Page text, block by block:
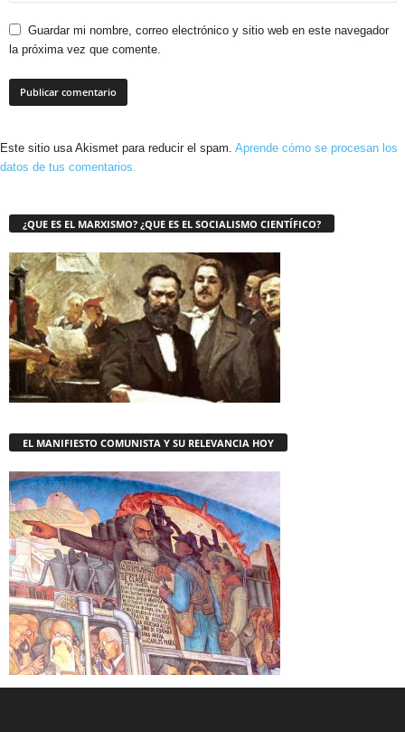
Guardar mi nombre, correo electrónico y sitio web en este navegador
la próxima vez que comente.
Este sitio usa Akismet para reducir el spam. Aprende cómo se procesan los
datos de tus comentarios.
¿QUE ES EL MARXISMO? ¿QUE ES EL SOCIALISMO CIENTÍFICO?
EL MANIFIESTO COMUNISTA Y SU RELEVANCIA HOY